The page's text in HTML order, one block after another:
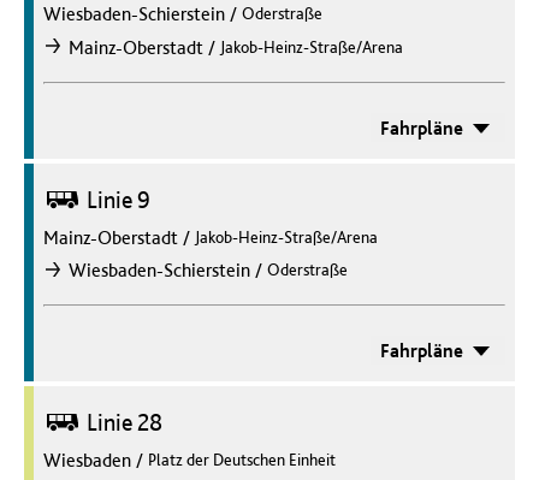
Wiesbaden-Schierstein / Oderstraße
nachMainz-Oberstadt / Jakob-Heinz-Straße/Arena
Fahrpläne
Bus Linie 9
Mainz-Oberstadt / Jakob-Heinz-Straße/Arena
nachWiesbaden-Schierstein / Oderstraße
Fahrpläne
Bus Linie 28
Wiesbaden / Platz der Deutschen Einheit